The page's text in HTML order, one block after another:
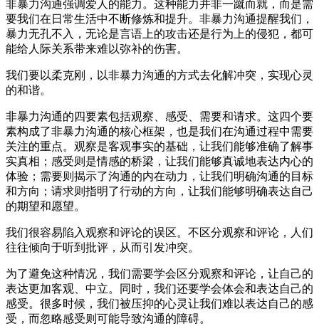
非暴力沟通强调爱人的能力。这种能力并非一蹴而就，而是需
要我们在日常生活中不断修炼和提升。非暴力沟通提醒我们，
暴力无孔不入，无论是言语上的攻击还是行为上的侵犯，都可
能给人际关系带来难以弥补的伤害。
我们要以柔克刚，以非暴力沟通的方式去化解冲突，实现心灵
的和谐。
非暴力沟通的四要素包括观察、感受、需要和请求。这四个要
素构成了非暴力沟通的核心框架，也是我们在沟通过程中需要
关注的重点。观察是客观事实的基础，让我们能够准确了解事
实真相；感受则是情感的桥梁，让我们能够真诚地表达内心的
体验；需要则揭示了沟通的内在动力，让我们明确沟通的目标
和方向；请求则指明了行动的方向，让我们能够明确表达自己
的期望和愿望。
我们很容易陷入观察和评论的误区。不区分观察和评论，人们
往往倾向于听到批评，从而引发冲突。
为了避免这种情况，我们需要学会区分观察和评论，让自己的
表达更加客观、中立。同时，我们还要学会体会和表达自己的
感受。很多时候，我们被压抑的心灵让我们难以表达自己的感
受，而忽略感受则可能导致沟通的障碍。